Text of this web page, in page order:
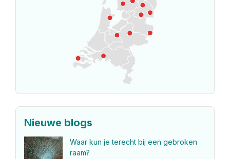
Nieuwe blogs
Waar kun je terecht bij een gebroken
raam?